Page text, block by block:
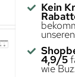
Kein
4,9/5
wie